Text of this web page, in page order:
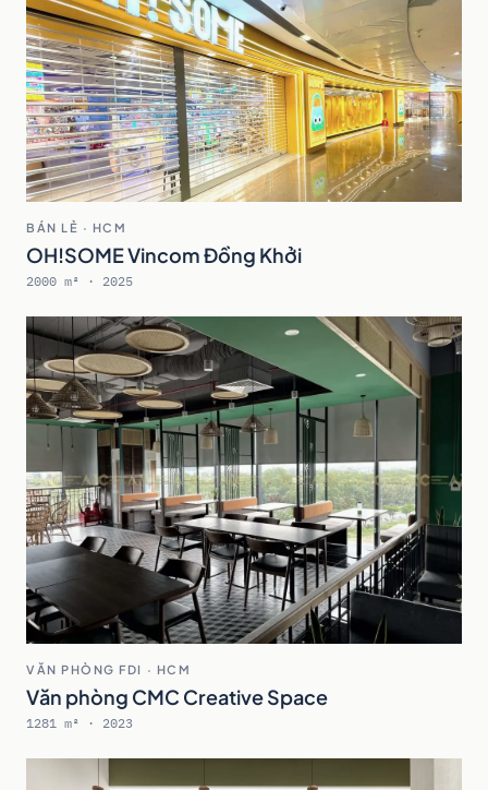
BÁN LẺ · HCM
OH!SOME Vincom Đồng Khởi
2000 m² · 2025
VĂN PHÒNG FDI · HCM
Văn phòng CMC Creative Space
1281 m² · 2023